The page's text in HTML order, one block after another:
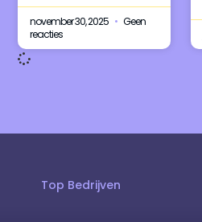
november 30, 2025
Geen
reacties
Top Bedrijven